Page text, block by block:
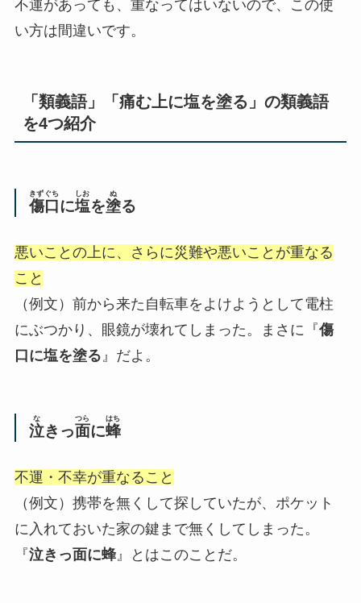
不運があっても、重なってはいないので、この使
い方は間違いです。
「類義語」「痛む上に塩を塗る」の類義語
を4つ紹介
傷
きず
口
ぐち
に塩
しお
を塗
ぬ
る
悪いことの上に、さらに災難や悪いことが重なる
こと
（例文）前から来た自転車をよけようとして電柱
にぶつかり、眼鏡が壊れてしまった。まさに『傷
口に塩を塗る 』だよ。
泣
な
きっ面
つら
に蜂
はち
不運・不幸が重なること
（例文）携帯を無くして探していたが、ポケット
に入れておいた家の鍵まで無くしてしまった。
『泣きっ面に蜂』とはこのことだ。